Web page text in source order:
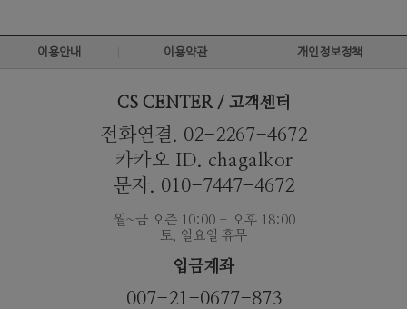
이용안내 이용약관 개인정보정책
CS CENTER / 고객센터
전화연결. 02-2267-4672
카카오 ID. chagalkor
문자. 010-7447-4672
월~금 오즌 10:00 - 오후 18:00
토, 일요일 휴무
입금계좌
007-21-0677-873